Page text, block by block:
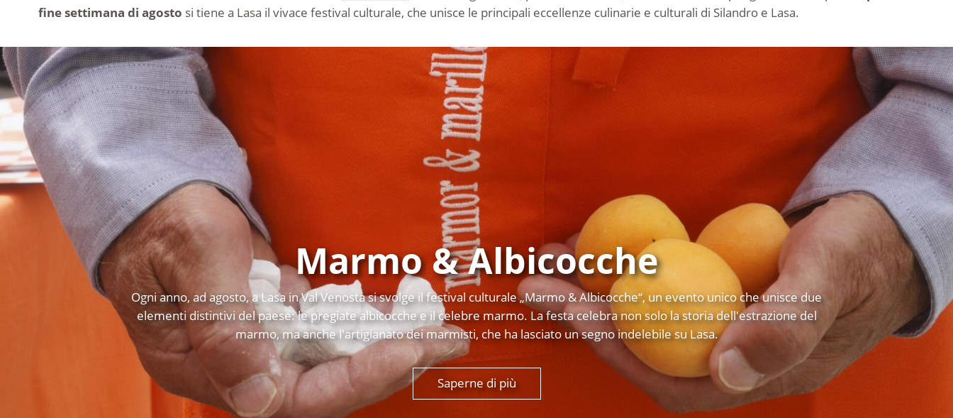
fine settimana di agosto si tiene a Lasa il vivace festival culturale, che unisce le principali eccellenze culinarie e culturali di Silandro e Lasa.
Marmo & Albicocche
Ogni anno, ad agosto, a Lasa in Val Venosta si svolge il festival culturale „Marmo & Albicocche“, un evento unico che unisce due
elementi distintivi del paese: le pregiate albicocche e il celebre marmo. La festa celebra non solo la storia dell'estrazione del
marmo, ma anche l'artigianato dei marmisti, che ha lasciato un segno indelebile su Lasa.
Saperne di più